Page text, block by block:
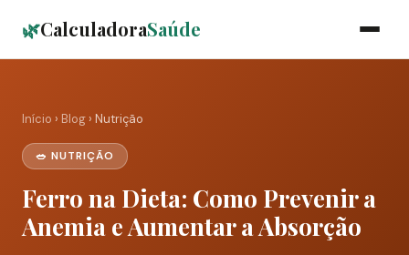
🌿CalculadoraSaúde
Início › Blog › Nutrição
🥗 NUTRIÇÃO
Ferro na Dieta: Como Prevenir a
Anemia e Aumentar a Absorção